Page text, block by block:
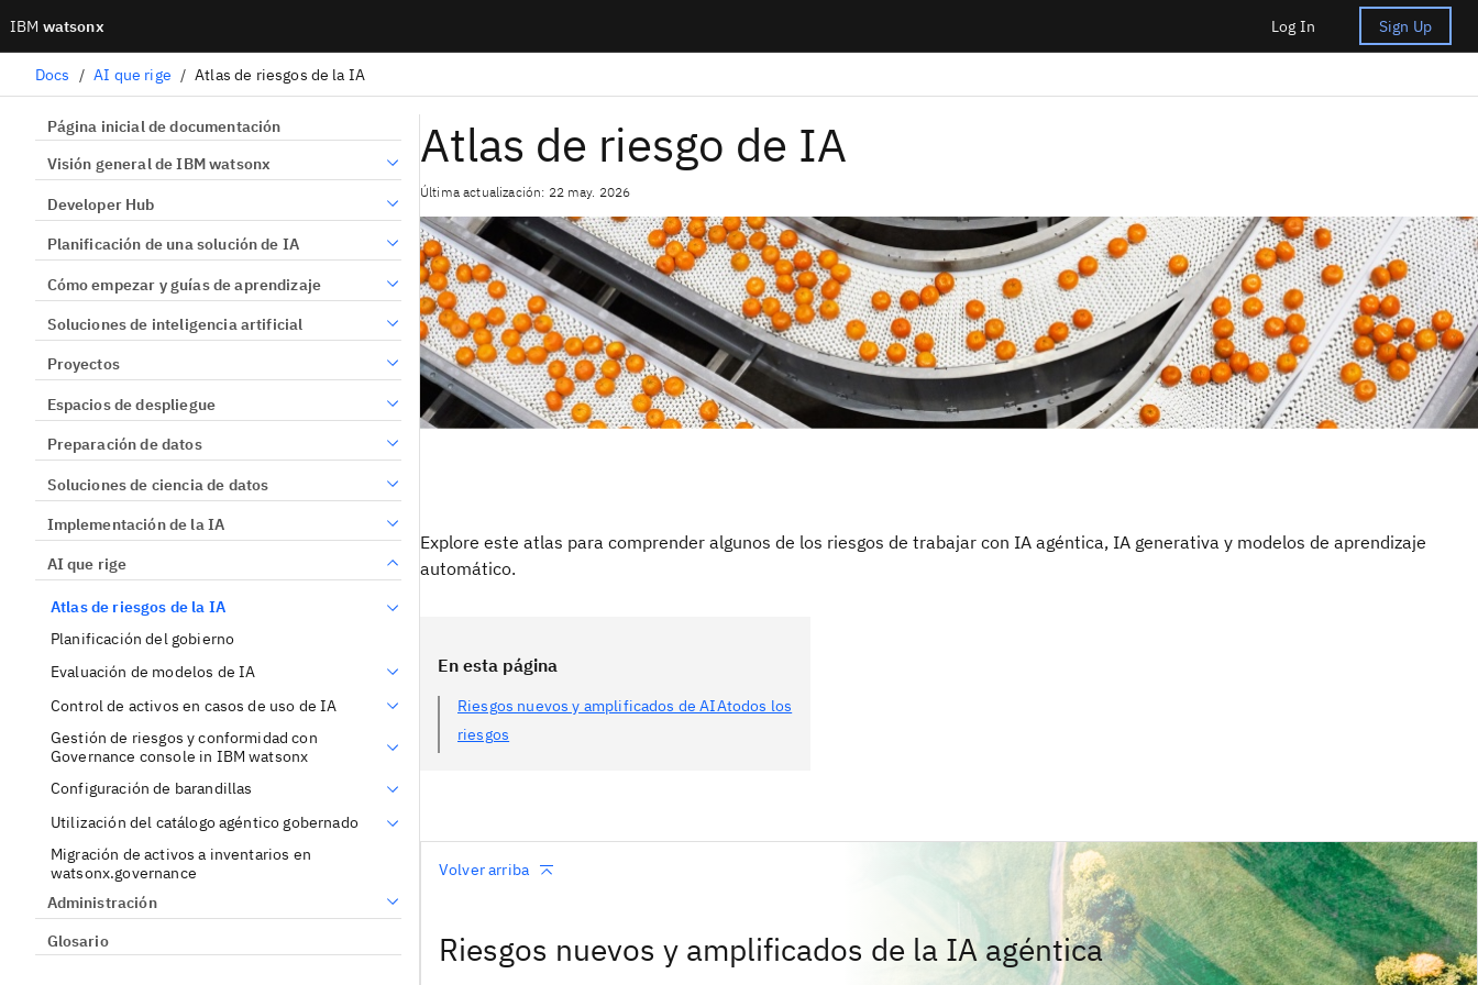
IBM watsonx Log In Sign Up
Docs / AI que rige / Atlas de riesgos de la IA
Página inicial de documentación
Visión general de IBM watsonx
Developer Hub
Planificación de una solución de IA
Cómo empezar y guías de aprendizaje
Soluciones de inteligencia artificial
Proyectos
Espacios de despliegue
Preparación de datos
Soluciones de ciencia de datos
Implementación de la IA
AI que rige
Atlas de riesgos de la IA
Planificación del gobierno
Evaluación de modelos de IA
Control de activos en casos de uso de IA
Gestión de riesgos y conformidad con
Governance console in IBM watsonx
Configuración de barandillas
Utilización del catálogo agéntico gobernado
Migración de activos a inventarios en
watsonx.governance
Administración
Glosario
Atlas de riesgo de IA
Última actualización: 22 may. 2026
Explore este atlas para comprender algunos de los riesgos de trabajar con IA agéntica, IA generativa y modelos de aprendizaje
automático.
En esta página
Riesgos nuevos y amplificados de AIAtodos los
riesgos
Volver arriba
Riesgos nuevos y amplificados de la IA agéntica